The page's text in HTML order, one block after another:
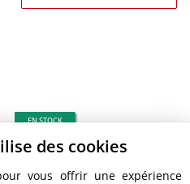
EN STOCK
des cookies
vous offrir une expérience